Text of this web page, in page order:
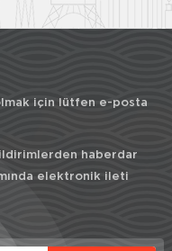
için lütfen e-posta
haberdar
elektronik ileti